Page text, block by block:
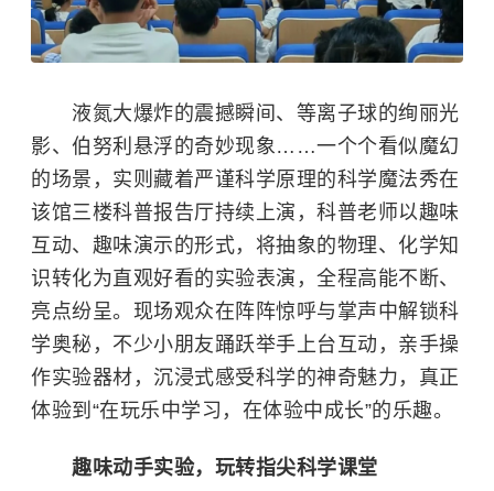
液氮大爆炸的震撼瞬间、等离子球的绚丽光
影、伯努利悬浮的奇妙现象……一个个看似魔幻
的场景，实则藏着严谨科学原理的科学魔法秀在
该馆三楼科普报告厅持续上演，科普老师以趣味
互动、趣味演示的形式，将抽象的物理、化学知
识转化为直观好看的实验表演，全程高能不断、
亮点纷呈。现场观众在阵阵惊呼与掌声中解锁科
学奥秘，不少小朋友踊跃举手上台互动，亲手操
作实验器材，沉浸式感受科学的神奇魅力，真正
体验到“在玩乐中学习，在体验中成长”的乐趣。
趣味动手实验，玩转指尖科学课堂